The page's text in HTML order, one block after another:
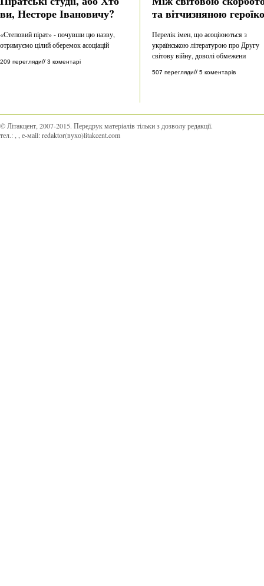
ви, Несторе Івановичу?
«Степовий пірат» - почувши цю назву,
отримуємо цілий оберемок асоціацій
209 перегляди// 3 коментарі
та вітчизняною
Перелік імен, що асоціюються з
українською літературою про Другу
світову війну, доволі обмежени
507 перегляди// 5 коментарів
© Літакцент, 2007-2015. Передрук матеріалів тільки з дозволу редакції.
тел.:
, е-маіl:redaktor(вухо)litakcent.com